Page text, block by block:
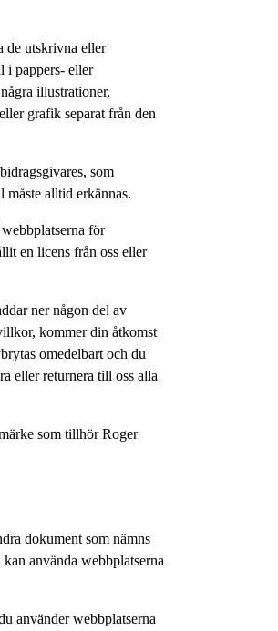
de utskrivna eller
i pappers- eller
illustrationer,
grafik separat från den
som
måste alltid erkännas.
för
en licens från oss eller
ner någon del av
kommer din åtkomst
omedelbart och du
eller returnera till oss alla
som tillhör Roger
dokument som nämns
använda webbplatserna
använder webbplatserna